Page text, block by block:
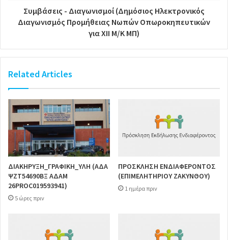
Συμβάσεις - Διαγωνισμοί (Δημόσιος Ηλεκτρονικός
Διαγωνισμός Προμήθειας Νωπών Οπωροκηπευτικών
για XΙI Μ/Κ ΜΠ)
Related Articles
ΔΙΑΚΗΡΥΞΗ_ΓΡΑΦΙΚΗ_ΥΛΗ (ΑΔΑ
ΨΖΤ54690ΒΞ ΑΔΑΜ
26PROC019593941)
5 ώρες πριν
ΠΡΟΣΚΛΗΣΗ ΕΝΔΙΑΦΕΡΟΝΤΟΣ
(ΕΠΙΜΕΛΗΤΗΡΙΟΥ ΖΑΚΥΝΘΟΥ)
1 ημέρα πριν